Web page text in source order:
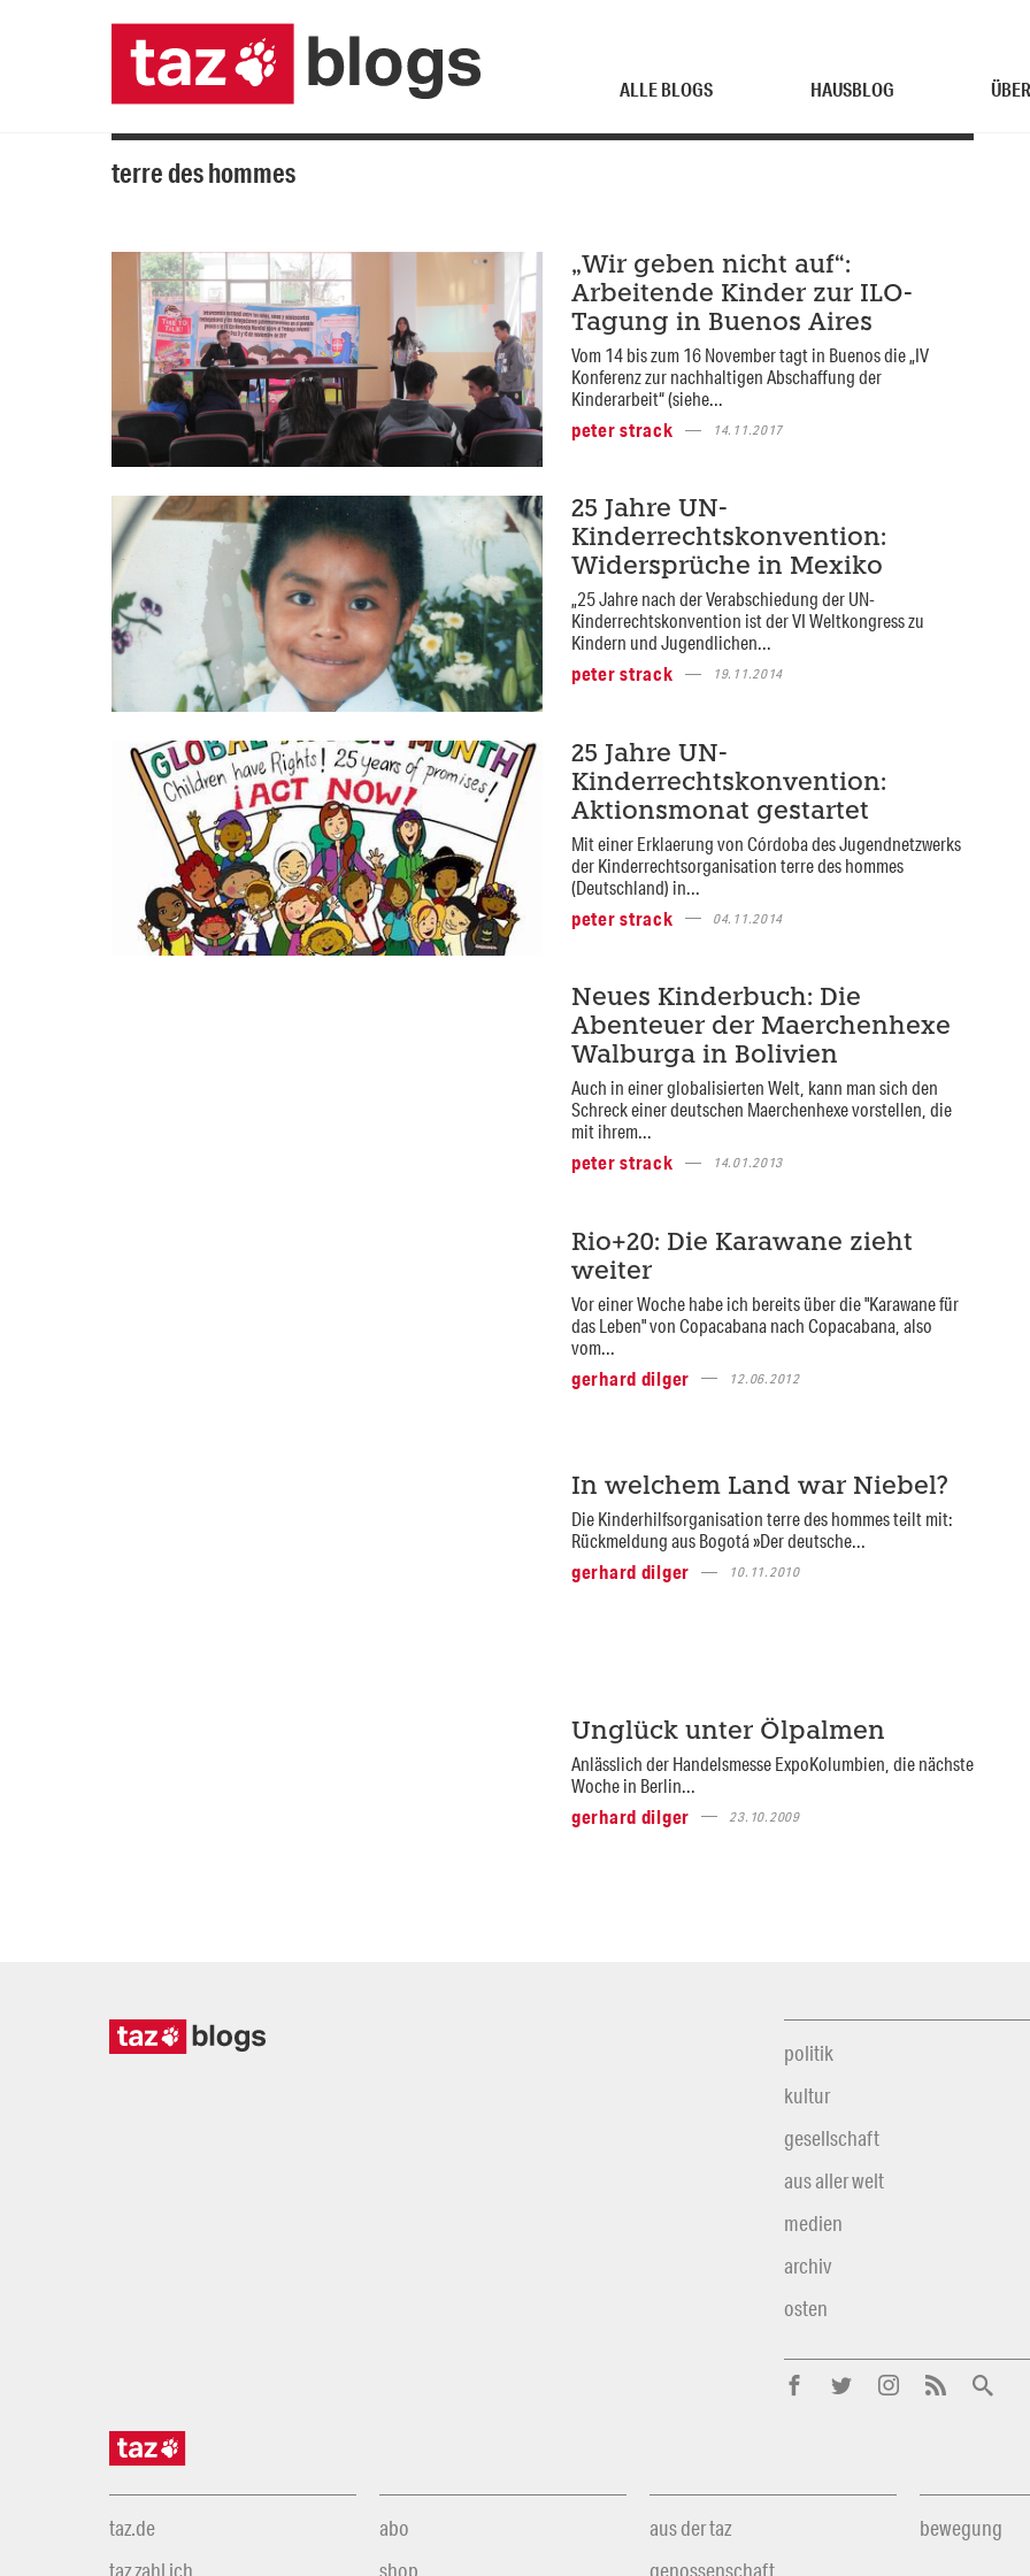
ALLE BLOGS HAUSBLOG
terre des hommes
„Wir geben nicht auf“:
Arbeitende Kinder zur ILO-
Tagung in Buenos Aires
Vom 14 bis zum 16 November tagt in Buenos die „IV
Konferenz zur nachhaltigen Abschaffung der
Kinderarbeit“ (siehe...
peter strack
14.11.2017
25 Jahre UN-
Kinderrechtskonvention:
Widersprüche in Mexiko
„25 Jahre nach der Verabschiedung der UN-
Kinderrechtskonvention ist der VI Weltkongress zu
Kindern und Jugendlichen...
peter strack
19.11.2014
25 Jahre UN-
Kinderrechtskonvention:
Aktionsmonat gestartet
Mit einer Erklaerung von Córdoba des Jugendnetzwerks
der Kinderrechtsorganisation terre des hommes
(Deutschland) in...
peter strack
04.11.2014
Neues Kinderbuch: Die
Abenteuer der Maerchenhexe
Walburga in Bolivien
Auch in einer globalisierten Welt, kann man sich den
Schreck einer deutschen Maerchenhexe vorstellen, die
mit ihrem...
peter strack
14.01.2013
Rio+20: Die Karawane zieht
weiter
Vor einer Woche habe ich bereits über die "Karawane für
das Leben" von Copacabana nach Copacabana, also
vom...
gerhard dilger
12.06.2012
In welchem Land war Niebel?
Die Kinderhilfsorganisation terre des hommes teilt mit:
Rückmeldung aus Bogotá »Der deutsche...
gerhard dilger
10.11.2010
Unglück unter Ölpalmen
Anlässlich der Handelsmesse ExpoKolumbien, die nächste
Woche in Berlin...
gerhard dilger
23.10.2009
politik
kultur
gesellschaft
aus aller welt
medien
archiv
osten
taz.de
taz zahl ich
abo
shop
aus der taz
genossenschaft
bewegung